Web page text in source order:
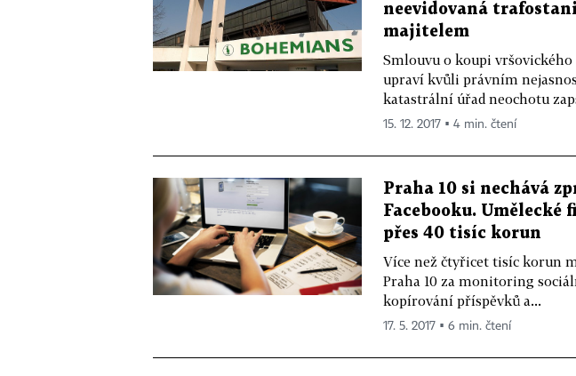
neevidovaná
majitelem
Smlouvu o koupi
upraví kvůli právním
katastrální úřad neochotu
15. 12. 2017 ▪ 4 min. čtení
Praha 10 si nechává
Facebooku. Umělecké
přes 40 tisíc korun
Více než čtyřicet tisíc korun
Praha 10 za monitoring
kopírování příspěvků a...
17. 5. 2017 ▪ 6 min. čtení